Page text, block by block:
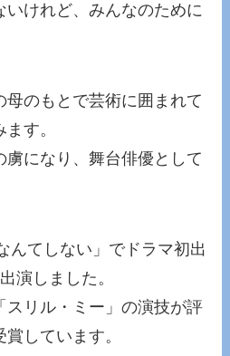
いけれど、みんなのために
のもとで芸術に囲まれて
す。
虜になり、舞台俳優として
んてしない」でドラマ初出
演しました。
スリル・ミー」の演技が評
しています。